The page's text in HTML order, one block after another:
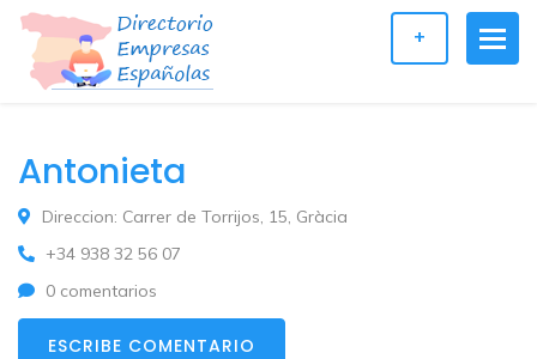
+
Antonieta
Direccion: Carrer de Torrijos, 15, Gràcia
+34 938 32 56 07
0 comentarios
ESCRIBE COMENTARIO